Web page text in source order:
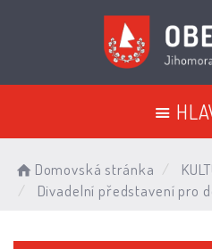
Domovská stránka
Divadelní představení pro